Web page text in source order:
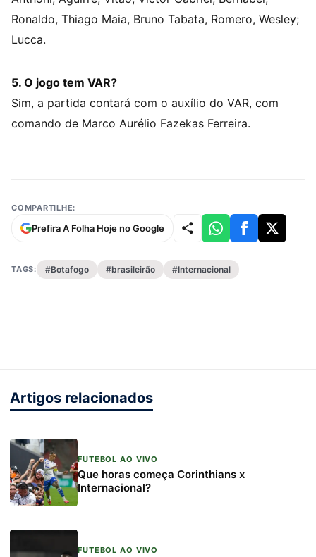
Ronaldo, Thiago Maia, Bruno Tabata, Romero, Wesley;
Lucca.
5. O jogo tem VAR?
Sim, a partida contará com o auxílio do VAR, com
comando de Marco Aurélio Fazekas Ferreira.
COMPARTILHE:
Prefira A Folha Hoje no Google
TAGS: #Botafogo #brasileirão #Internacional
Artigos relacionados
FUTEBOL AO VIVO
Que horas começa Corinthians x
Internacional?
FUTEBOL AO VIVO